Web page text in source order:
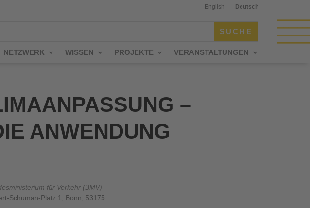
English Deutsch
NETZWERK WISSEN PROJEKTE VERANSTALTUNGEN
–
ANWENDUNG
für Verkehr (BMV)
Schuman-Platz 1, Bonn, 53175